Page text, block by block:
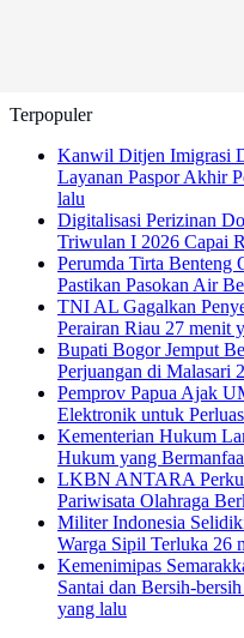
Terpopuler
Kanwil Ditjen Imigrasi
Layanan Paspor Akhir
lalu
Digitalisasi Perizinan
Triwulan I 2026 Capai
Perumda Tirta Benteng
Pastikan Pasokan Air
TNI AL Gagalkan
Perairan Riau 27 menit
Bupati Bogor Jemput
Perjuangan di Malasari
Pemprov Papua Ajak
Elektronik untuk
Kementerian Hukum
Hukum yang
LKBN ANTARA
Pariwisata Olahraga
Militer Indonesia
Warga Sipil Terluka 26
Kemenimipas
Santai dan Bersih-
yang lalu